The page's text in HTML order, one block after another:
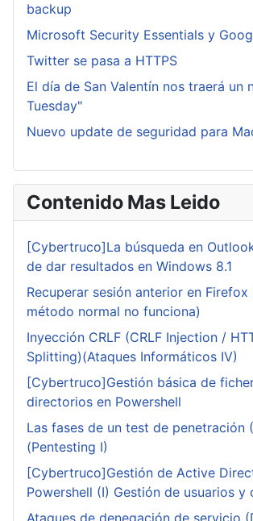
backup
Microsoft Security Essentials y
Twitter se pasa a HTTPS
El día de San Valentín nos traerá un
Tuesday"
Nuevo update de seguridad para
Contenido Mas Leido
[Cybertruco]La búsqueda en
de dar resultados en Windows 8.1
Recuperar sesión anterior en Firefox
método normal no funciona)
Inyección CRLF (CRLF Injection /
Splitting)(Ataques Informáticos IV)
[Cybertruco]Gestión básica de
directorios en Powershell
Las fases de un test de penetración
(Pentesting I)
[Cybertruco]Gestión de Active
Powershell (I) Gestión de usuarios y